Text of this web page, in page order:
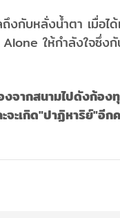
งกับหลั่งน้ำตา เมื่อไ
ให้กำลังใจซึ่ง
ากสนามไปดังก้อง
ะเกิด"ปาฏิหาริย์"อีก